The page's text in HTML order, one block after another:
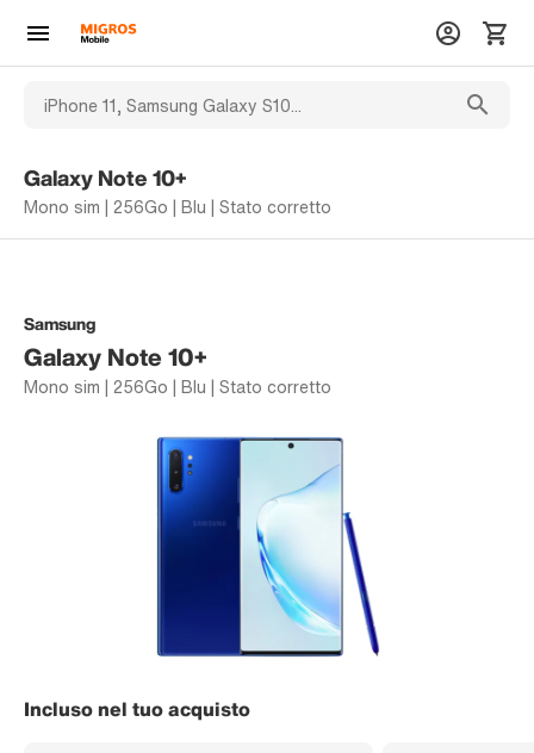
Galaxy Note 10+
Mono sim | 256Go | Blu | Stato corretto
Samsung
Galaxy Note 10+
Mono sim | 256Go | Blu | Stato corretto
Incluso nel tuo acquisto